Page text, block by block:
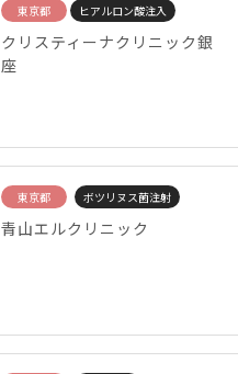
東京都 ヒアルロン酸注入
クリスティーナクリニック銀
座
東京都 ボツリヌス菌注射
青山エルクリニック